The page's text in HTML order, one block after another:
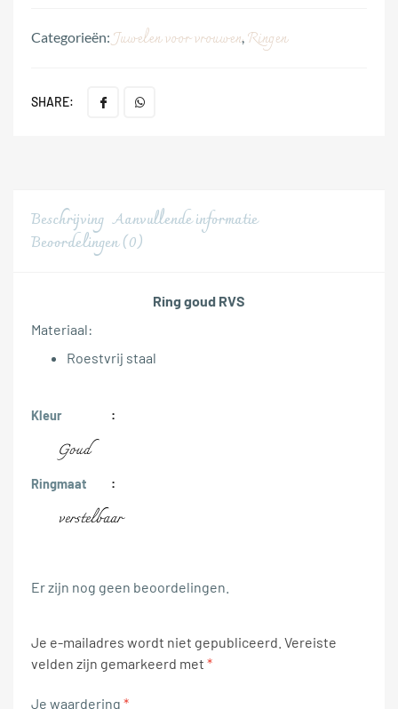
Categorieën: Juwelen voor vrouwen, Ringen
SHARE:
Beschrijving Aanvullende informatie
Beoordelingen (0)
Ring goud RVS
Materiaal:
Roestvrij staal
Kleur
Goud
Ringmaat
verstelbaar
Er zijn nog geen beoordelingen.
Je e-mailadres wordt niet gepubliceerd. Vereiste
velden zijn gemarkeerd met *
Je waardering *